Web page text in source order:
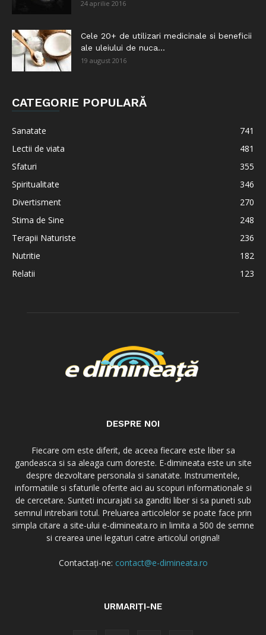
24 aprilie 2016
Cele 20+ de utilizari medicinale si beneficii
ale uleiului de nuca...
19 august 2016
CATEGORIE POPULARĂ
Sanatate
741
Lectii de viata
481
Sfaturi
355
Spiritualitate
346
Divertisment
270
Stima de Sine
248
Terapii Naturiste
236
Nutritie
182
Relatii
123
DESPRE NOI
Fiecare om este diferit, de aceea fiecare este liber sa
gandeasca si sa aleaga cum doreste. E-dimineata este un site
despre dezvoltare personala si sanatate. Instrumentele,
informatiile si sfaturile oferite aici au scopuri informationale si
de cercetare. Sunteti incurajati sa ganditi liber si sa puneti sub
semnul intrebarii totul. Preluarea articolelor se poate face prin
simpla citare a site-ului e-dimineata.ro in limita a 500 de semne
si crearea unei legaturi catre articolul original!
Contactați-ne: contact@e-dimineata.ro
URMARIȚI-NE